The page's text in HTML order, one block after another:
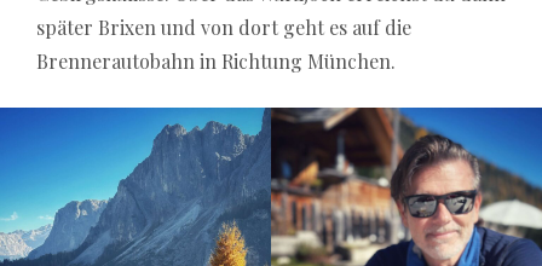
später Brixen und von dort geht es auf die
Brennerautobahn in Richtung München.